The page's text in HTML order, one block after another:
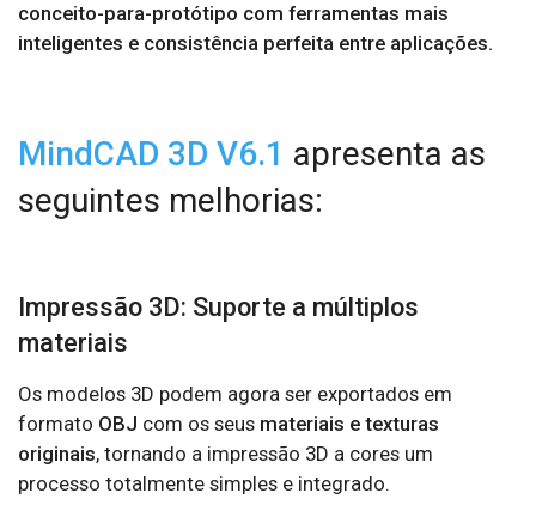
conceito-para-protótipo com ferramentas mais
inteligentes e consistência perfeita entre aplicações.
MindCAD 3D V6.1 apresenta as
seguintes melhorias:
Impressão 3D: Suporte a múltiplos
materiais
Os modelos 3D podem agora ser exportados em
formato OBJ com os seus materiais e texturas
originais, tornando a impressão 3D a cores um
processo totalmente simples e integrado.